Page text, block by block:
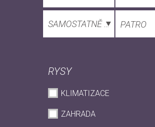
SAMOSTATNĚ STOJÍCÍ DŮM PATRO
RYSY
KLIMATIZACE
ZAHRADA